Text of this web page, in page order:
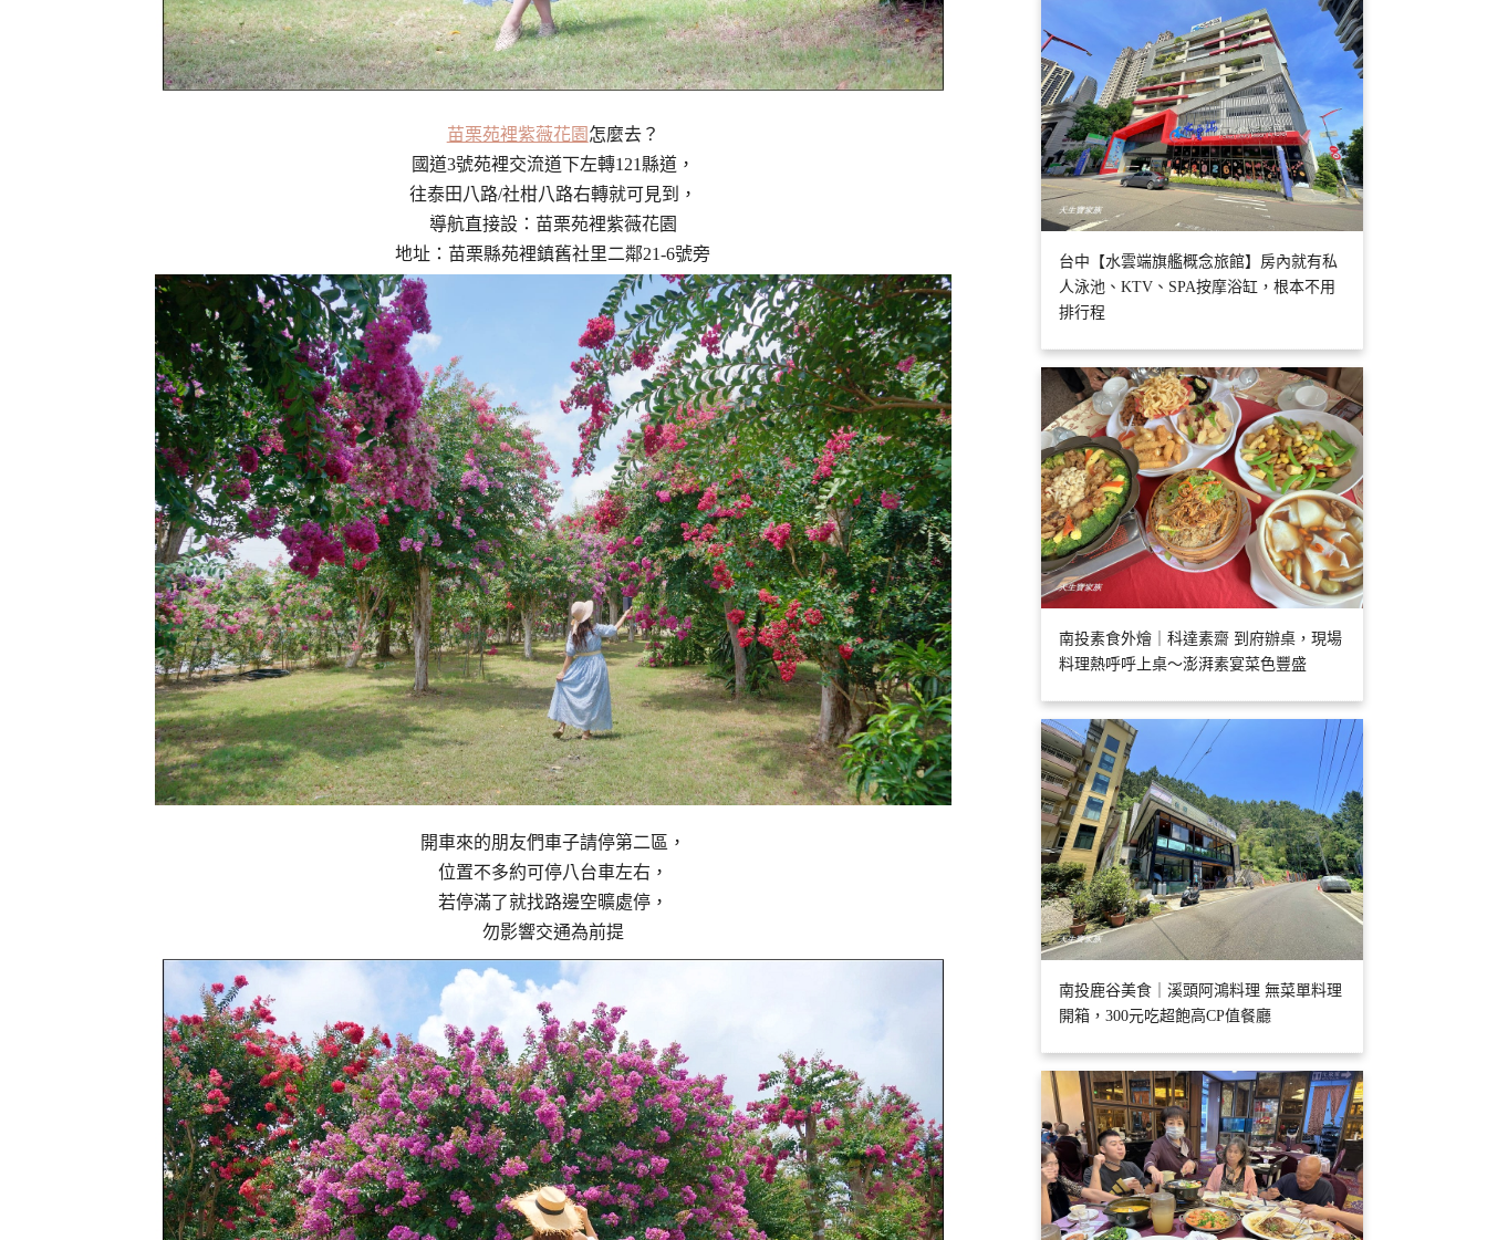
苗栗苑裡紫薇花園 怎麼去？
國道3號苑裡交流道下左轉121縣道，
往泰田八路/社柑八路右轉就可見到，
導航直接設：苗栗苑裡紫薇花園
地址：苗栗縣苑裡鎮舊社里二鄰21-6號旁
開車來的朋友們車子請停第二區，
位置不多約可停八台車左右，
若停滿了就找路邊空曠處停，
勿影響交通為前提
台中【水雲端旗艦概念旅館】房內就有私
人泳池、KTV、SPA按摩浴缸，根本不用
排行程
南投素食外燴｜科達素齋 到府辦桌，現場
料理熱呼呼上桌～澎湃素宴菜色豐盛
南投鹿谷美食｜溪頭阿鴻料理 無菜單料理
開箱，300元吃超飽高CP值餐廳